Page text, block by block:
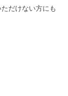
だけない方にも